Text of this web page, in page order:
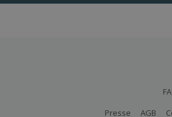
Presse
AGB